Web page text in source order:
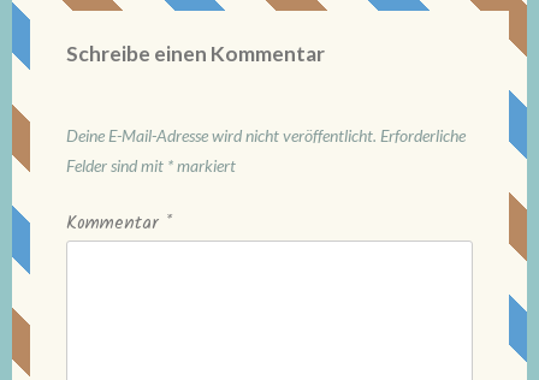
Schreibe einen Kommentar
Deine E-Mail-Adresse wird nicht veröffentlicht. Erforderliche
Felder sind mit *markiert
Kommentar *